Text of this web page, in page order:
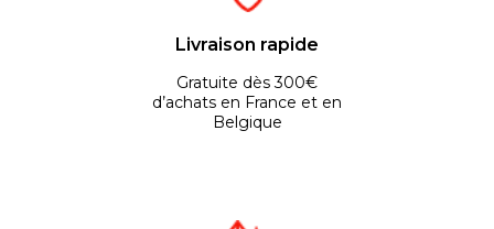
Livraison rapide
Gratuite dès 300€
d’achats en France et en
Belgique